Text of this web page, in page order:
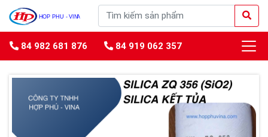
84 982 681 876 84 919 062 357